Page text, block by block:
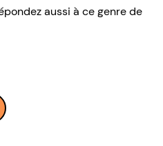
aussi à ce genre de